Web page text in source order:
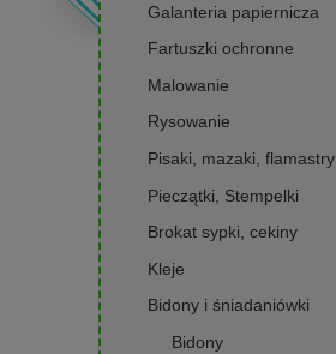
Galanteria papiernicza
Fartuszki ochronne
Malowanie
Rysowanie
Pisaki, mazaki, flamastry
Pieczątki, Stempelki
Brokat sypki, cekiny
Kleje
Bidony i śniadaniówki
Bidony